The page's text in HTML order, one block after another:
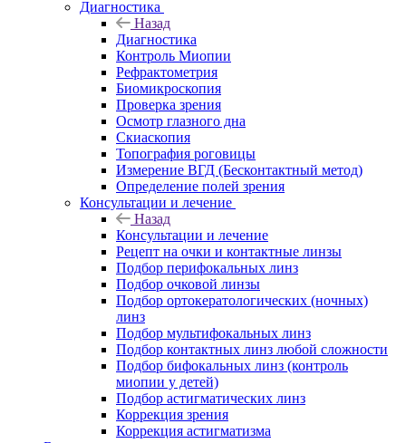
Диагностика
Назад
Диагностика
Контроль Миопии
Рефрактометрия
Биомикроскопия
Проверка зрения
Осмотр глазного дна
Скиаскопия
Топография роговицы
Измерение ВГД (Бесконтактный метод)
Определение полей зрения
Консультации и лечение
Назад
Консультации и лечение
Рецепт на очки и контактные линзы
Подбор перифокальных линз
Подбор очковой линзы
Подбор ортокератологических (ночных)
линз
Подбор мультифокальных линз
Подбор контактных линз любой сложности
Подбор бифокальных линз (контроль
миопии у детей)
Подбор астигматических линз
Коррекция зрения
Коррекция астигматизма